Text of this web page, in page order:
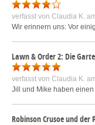
verfasst von Claudia K.
Wir erinnern uns: Vor
Lawn & Order 2: Die
verfasst von Claudia K.
Jill und Mike haben
Robinson Crusoe und der